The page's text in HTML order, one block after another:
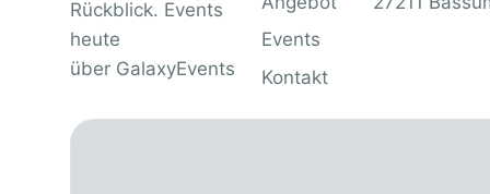
Rückblick. Events
heute
über GalaxyEvents
Events
Kontakt